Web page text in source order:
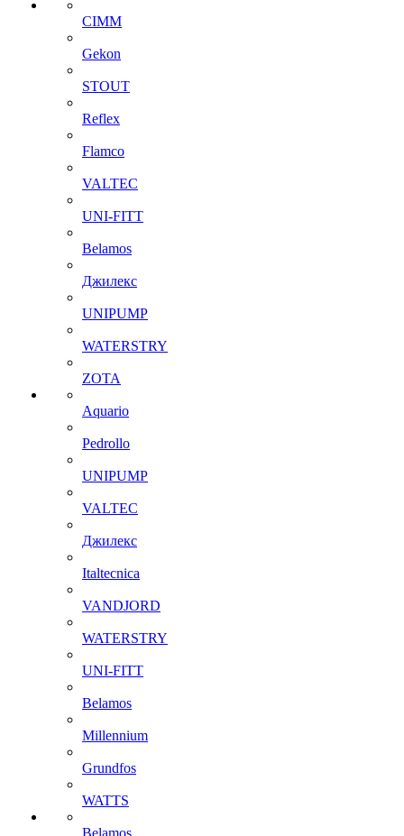
CIMM
Gekon
STOUT
Reflex
Flamco
VALTEC
UNI-FITT
Belamos
Джилекс
UNIPUMP
WATERSTRY
ZOTA
Aquario
Pedrollo
UNIPUMP
VALTEC
Джилекс
Italtecnica
VANDJORD
WATERSTRY
UNI-FITT
Belamos
Millennium
Grundfos
WATTS
Belamos